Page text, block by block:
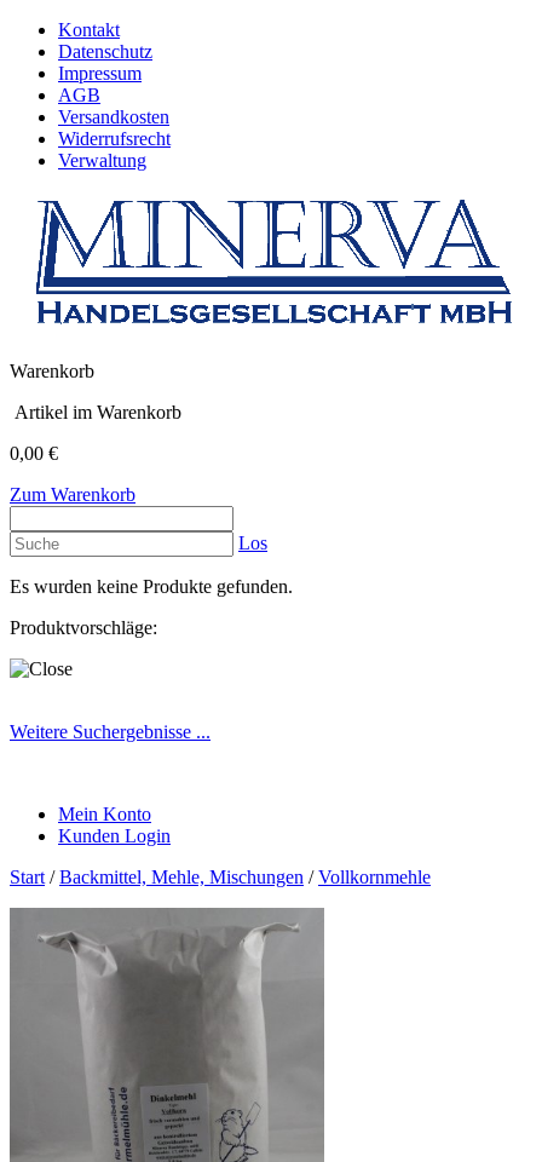
Kontakt
Datenschutz
Impressum
AGB
Versandkosten
Widerrufsrecht
Verwaltung
Warenkorb
Artikel im Warenkorb
0,00 €
Zum Warenkorb
Los
Es wurden keine Produkte gefunden.
Produktvorschläge:
Weitere Suchergebnisse ...
Mein Konto
Kunden Login
Start /Backmittel, Mehle, Mischungen /Vollkornmehle